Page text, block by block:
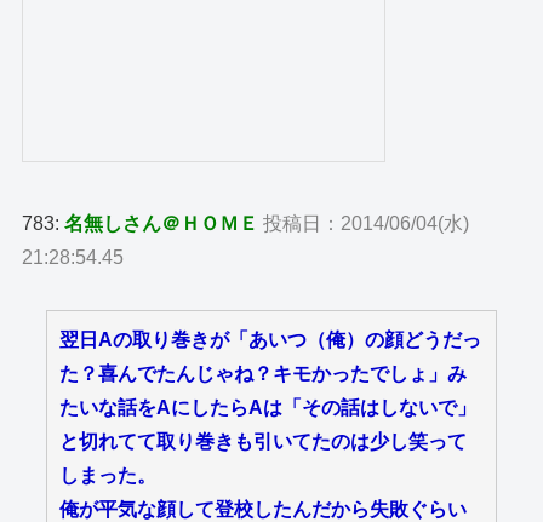
783:名無しさん＠ＨＯＭＥ 投稿日：2014/06/04(水)
21:28:54.45
翌日Aの取り巻きが「あいつ（俺）の顔どうだっ
た？喜んでたんじゃね？キモかったでしょ」み
たいな話をAにしたらAは「その話はしないで」
と切れてて取り巻きも引いてたのは少し笑って
しまった。
俺が平気な顔して登校したんだから失敗ぐらい